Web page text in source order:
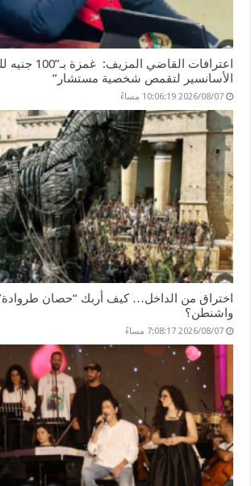
اعترافات
الأسانسير لتقمص شخصية مستشار”
2026/08/07 10:06:19 مساءً
اختراق من الداخل… كيف أربك “حصان
واشنطن؟
2026/08/07 7:08:17 مساءً